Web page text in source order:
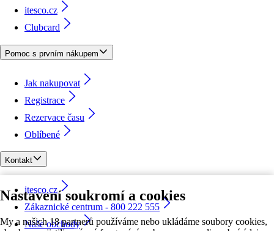
Nastavení soukromí a cookies
My a našich 18 partnerů používáme nebo ukládáme soubory cookies,
itesco.cz
Clubcard
Pomoc s prvním nákupem
Jak nakupovat
Registrace
Rezervace času
Oblíbené
Kontakt
itesco.cz
Zákaznické centrum - 800 222 555
Naše obchody